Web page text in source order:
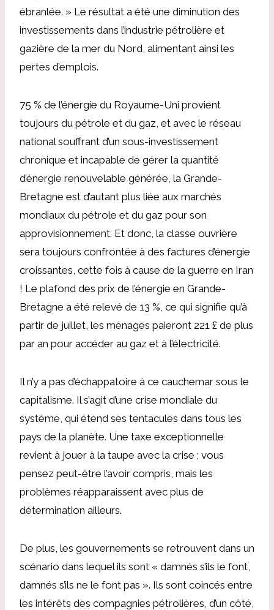
ébranlée. » Le résultat a été une diminution des
investissements dans l’industrie pétrolière et
gazière de la mer du Nord, alimentant ainsi les
pertes d’emplois.
75 % de l’énergie du Royaume-Uni provient
toujours du pétrole et du gaz, et avec le réseau
national souffrant d’un sous-investissement
chronique et incapable de gérer la quantité
d’énergie renouvelable générée, la Grande-
Bretagne est d’autant plus liée aux marchés
mondiaux du pétrole et du gaz pour son
approvisionnement. Et donc, la classe ouvrière
sera toujours confrontée à des factures d’énergie
croissantes, cette fois à cause de la guerre en Iran
! Le plafond des prix de l’énergie en Grande-
Bretagne a été relevé de 13 %, ce qui signifie qu’à
partir de juillet, les ménages paieront 221 £ de plus
par an pour accéder au gaz et à l’électricité.
Il n’y a pas d’échappatoire à ce cauchemar sous le
capitalisme. Il s’agit d’une crise mondiale du
système, qui étend ses tentacules dans tous les
pays de la planète. Une taxe exceptionnelle
revient à jouer à la taupe avec la crise ; vous
pensez peut-être l’avoir compris, mais les
problèmes réapparaissent avec plus de
détermination ailleurs.
De plus, les gouvernements se retrouvent dans un
scénario dans lequel ils sont « damnés s’ils le font,
damnés s’ils ne le font pas ». Ils sont coincés entre
les intérêts des compagnies pétrolières, d’un côté,